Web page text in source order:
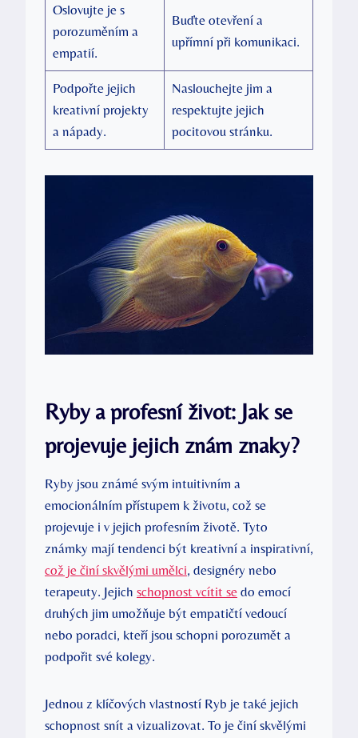
Oslovujte je s
porozuměním a
empatií.
Buďte otevření a
upřímní při komunikaci.
Podpořte jejich
kreativní projekty
a nápady.
Naslouchejte jim a
respektujte jejich
pocitovou stránku.
Ryby a profesní život: Jak se
projevuje jejich znám znaky?
Ryby jsou známé svým intuitivním a
emocionálním přístupem k životu, což se
projevuje i v jejich profesním životě. Tyto
známky mají tendenci být kreativní a inspirativní,
což je činí skvělými umělci, designéry nebo
terapeuty. Jejich schopnost vcítit se do emocí
druhých jim umožňuje být empatičtí vedoucí
nebo poradci, kteří jsou schopni porozumět a
podpořit své kolegy.
Jednou z klíčových vlastností Ryb je také jejich
schopnost snít a vizualizovat. To je činí skvělými